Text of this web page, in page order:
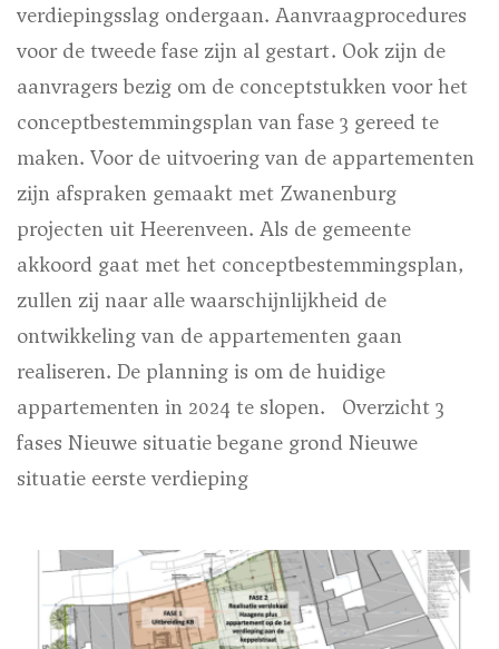
verdiepingsslag ondergaan. Aanvraagprocedures
voor de tweede fase zijn al gestart. Ook zijn de
aanvragers bezig om de conceptstukken voor het
conceptbestemmingsplan van fase 3 gereed te
maken. Voor de uitvoering van de appartementen
zijn afspraken gemaakt met Zwanenburg
projecten uit Heerenveen. Als de gemeente
akkoord gaat met het conceptbestemmingsplan,
zullen zij naar alle waarschijnlijkheid de
ontwikkeling van de appartementen gaan
realiseren. De planning is om de huidige
appartementen in 2024 te slopen. Overzicht 3
fases Nieuwe situatie begane grond Nieuwe
situatie eerste verdieping